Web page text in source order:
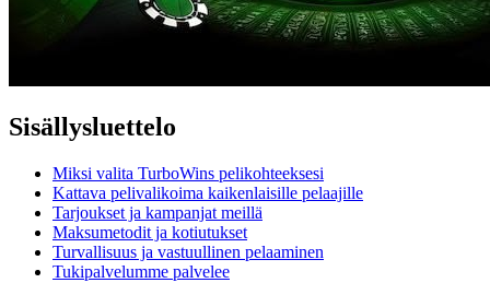
Sisällysluettelo
Miksi valita TurboWins pelikohteeksesi
Kattava pelivalikoima kaikenlaisille pelaajille
Tarjoukset ja kampanjat meillä
Maksumetodit ja kotiutukset
Turvallisuus ja vastuullinen pelaaminen
Tukipalvelumme palvelee